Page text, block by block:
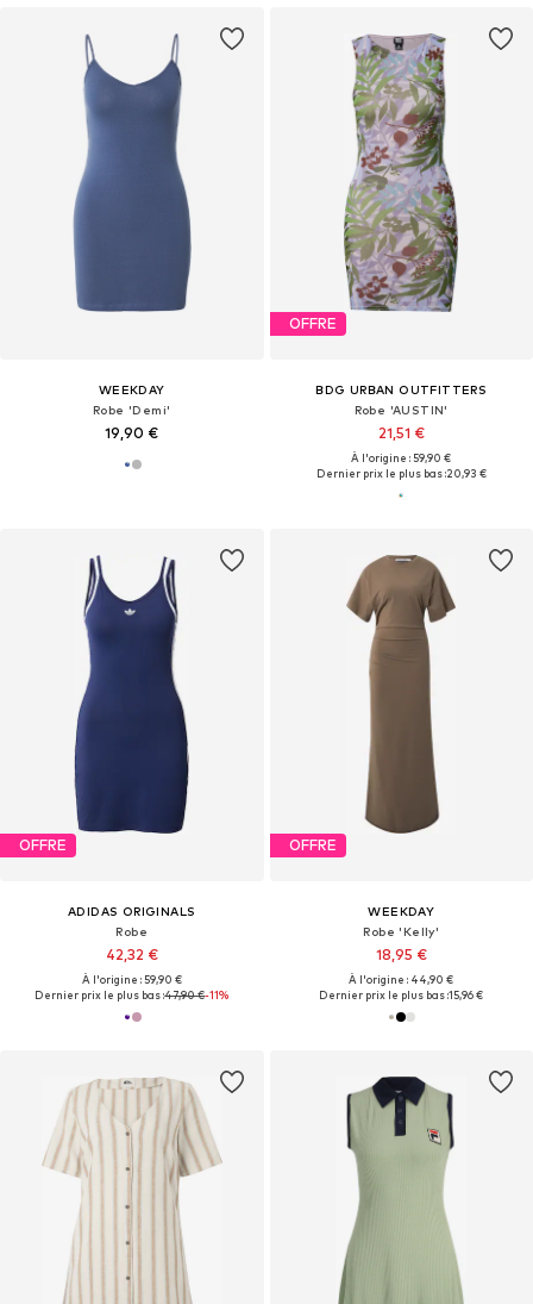
WEEKDAY
Robe 'Demi'
19,90 €
OFFRE
BDG URBAN OUTFITTERS
Robe 'AUSTIN'
21,51 €
À l'origine : 59,90 €
Dernier prix le plus bas :20,93 €
OFFRE
ADIDAS ORIGINALS
Robe
42,32 €
À l'origine : 59,90 €
Dernier prix le plus bas :47,90 €-11%
OFFRE
WEEKDAY
Robe 'Kelly'
18,95 €
À l'origine : 44,90 €
Dernier prix le plus bas :15,96 €